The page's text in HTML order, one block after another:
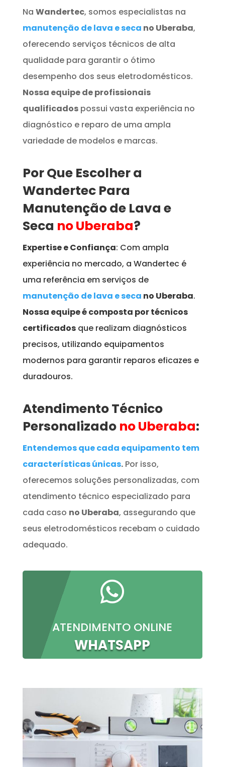
Na Wandertec, somos especialistas na
manutenção de lava e seca no Uberaba,
oferecendo serviços técnicos de alta
qualidade para garantir o ótimo
desempenho dos seus eletrodomésticos.
Nossa equipe de profissionais
qualificadospossui vasta experiência no
diagnóstico e reparo de uma ampla
variedade de modelos e marcas.
Por Que Escolher a
Wandertec Para
Manutenção de Lava e
Seca no Uberaba?
Expertise e Confiança: Com ampla
experiência no mercado, a Wandertec é
uma referência em serviços de
manutenção de lava e seca no Uberaba.
Nossa equipe é composta por técnicos
certificadosque realizam diagnósticos
precisos, utilizando equipamentos
modernos para garantir reparos eficazes e
duradouros.
Atendimento Técnico
Personalizado no Uberaba:
Entendemos que cada equipamento tem
características únicas.Por isso,
oferecemos soluções personalizadas, com
atendimento técnico especializado para
cada caso no Uberaba, assegurando que
seus eletrodomésticos recebam o cuidado
adequado.

ATENDIMENTO ONLINE
WHATSAPP